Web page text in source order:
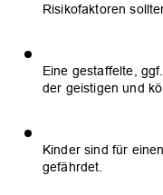
Risikofaktoren
Eine gestaffelte,
der geistigen und
Kinder sind für
gefährdet.